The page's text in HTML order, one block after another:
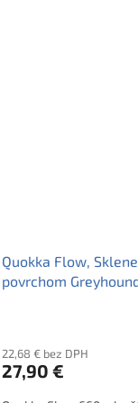
Quokka Flow,
povrchom
22,68 € bez DPH
27,90 €